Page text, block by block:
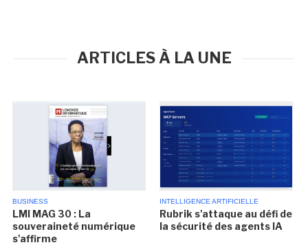
ARTICLES À LA UNE
BUSINESS
LMI MAG 30 : La
souveraineté numérique
s'affirme
INTELLIGENCE ARTIFICIELLE
Rubrik s'attaque au défi de
la sécurité des agents IA